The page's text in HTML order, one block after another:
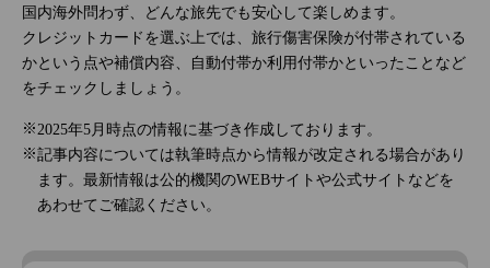
国内海外問わず、どんな旅先でも安心して楽しめます。
クレジットカードを選ぶ上では、旅行傷害保険が付帯されている
かという点や補償内容、自動付帯か利用付帯かといったことなど
をチェックしましょう。
2025年5月時点の情報に基づき作成しております。
記事内容については執筆時点から情報が改定される場合があり
ます。最新情報は公的機関のWEBサイトや公式サイトなどを
あわせてご確認ください。